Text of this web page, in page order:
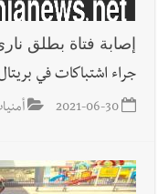
إصابة فتاة بطلق
جراء اشتباكات في
2021-06-30